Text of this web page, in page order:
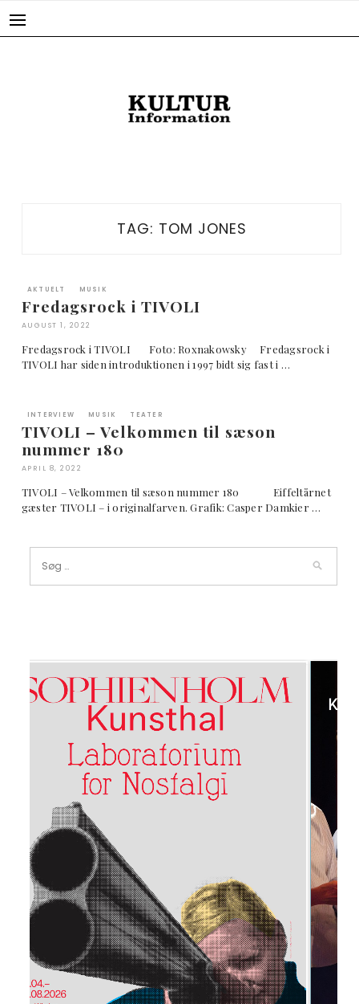
TAG: TOM JONES
AKTUELT MUSIK
Fredagsrock i TIVOLI
AUGUST 1, 2022
Fredagsrock i TIVOLI Foto: Roxnakowsky Fredagsrock i
TIVOLI har siden introduktionen i 1997 bidt sig fast i …
INTERVIEW MUSIK TEATER
TIVOLI – Velkommen til sæson
nummer 180
APRIL 8, 2022
TIVOLI – Velkommen til sæson nummer 180 Eiffeltårnet
gæster TIVOLI – i originalfarven. Grafik: Casper Damkier …